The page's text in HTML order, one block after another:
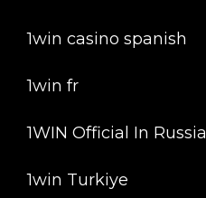
1win casino spanish
1win fr
1WIN Official In Russia
1win Turkiye